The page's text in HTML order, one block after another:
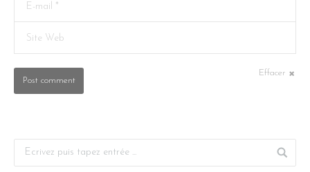
E-mail *
Site Web
Effacer
Post comment